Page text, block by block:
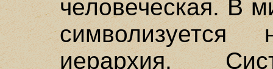
человеческая. В
символизуется
иерархия.